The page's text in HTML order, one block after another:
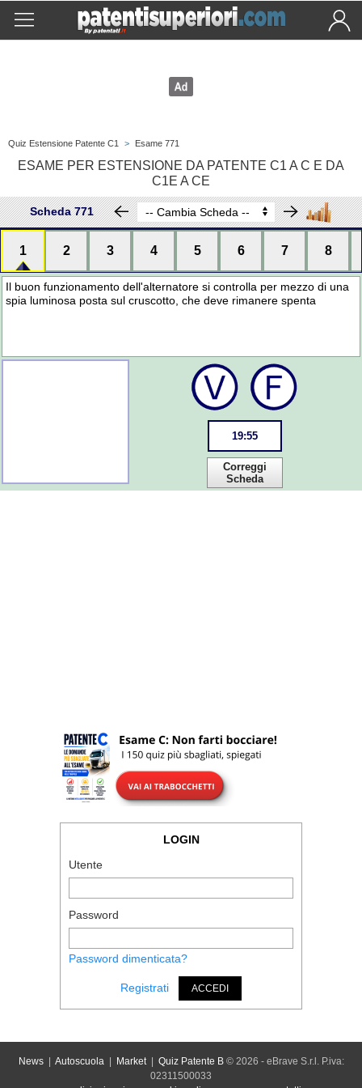
Quiz Estensione Patente C1 > Esame 771
ESAME PER ESTENSIONE DA PATENTE C1 A C E DA
C1E A CE
Scheda 771
1 2 3 4 5 6 7 8
Il buon funzionamento dell'alternatore si controlla per mezzo di una
spia luminosa posta sul cruscotto, che deve rimanere spenta
19:55
Correggi
Scheda
LOGIN
Utente
Password
Password dimenticata?
Registrati ACCEDI
News| Autoscuola| Market| Quiz Patente B© 2026 - eBrave S.r.l. P.iva:
02311500033